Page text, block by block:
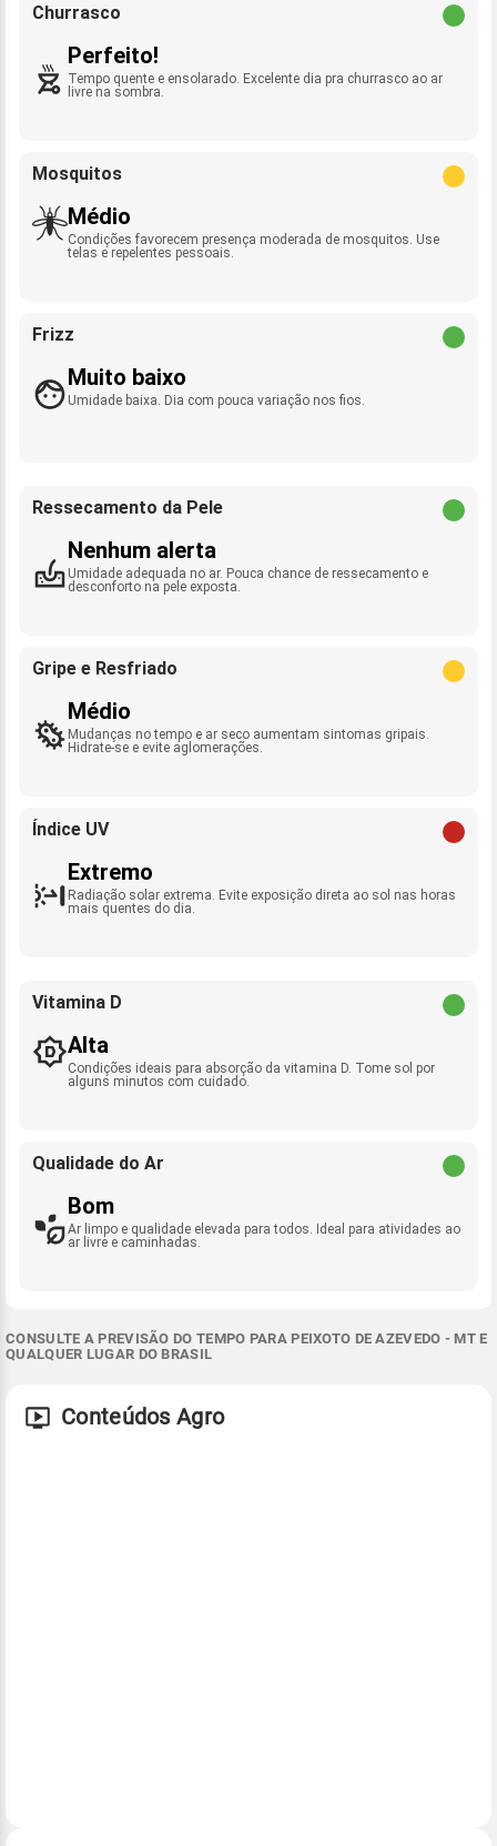
Churrasco
Perfeito!
Tempo quente e ensolarado. Excelente dia pra churrasco ao ar
livre na sombra.
Mosquitos
Médio
Condições favorecem presença moderada de mosquitos. Use
telas e repelentes pessoais.
Frizz
Muito baixo
Umidade baixa. Dia com pouca variação nos fios.
Ressecamento da Pele
Nenhum alerta
Umidade adequada no ar. Pouca chance de ressecamento e
desconforto na pele exposta.
Gripe e Resfriado
Médio
Mudanças no tempo e ar seco aumentam sintomas gripais.
Hidrate-se e evite aglomerações.
Índice UV
Extremo
Radiação solar extrema. Evite exposição direta ao sol nas horas
mais quentes do dia.
Vitamina D
Alta
Condições ideais para absorção da vitamina D. Tome sol por
alguns minutos com cuidado.
Qualidade do Ar
Bom
Ar limpo e qualidade elevada para todos. Ideal para atividades ao
ar livre e caminhadas.
CONSULTE A PREVISÃO DO TEMPO PARA PEIXOTO DE AZEVEDO - MT E
QUALQUER LUGAR DO BRASIL
Conteúdos Agro